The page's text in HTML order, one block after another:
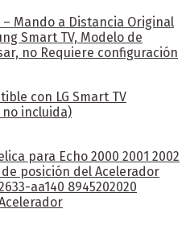
– Mando a Distancia Original
Smart TV, Modelo de
no Requiere configuración
con LG Smart TV
no incluida)
para Echo 2000 2001 2002
de posición del Acelerador
aa140 8945202020